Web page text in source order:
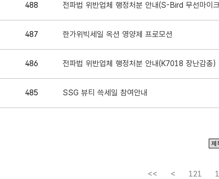
488 전파법 위반업체 행정처분 안내(S-Bird 무선마이
487 한가위빅세일 옥션 영양제 프로모션
486 전파법 위반업체 행정처분 안내(K7018 장난감총)
485 SSG 뷰티 쓱세일 참여안내
<< < 121